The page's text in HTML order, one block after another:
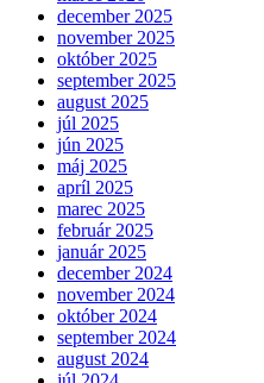
december 2025
november 2025
október 2025
september 2025
august 2025
júl 2025
jún 2025
máj 2025
apríl 2025
marec 2025
február 2025
január 2025
december 2024
november 2024
október 2024
september 2024
august 2024